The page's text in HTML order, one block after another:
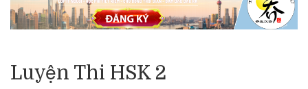
Luyện Thi HSK 2